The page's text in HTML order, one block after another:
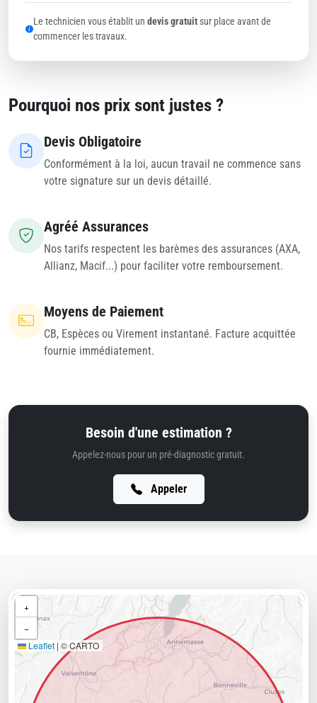
Le technicien vous établit un devis gratuitsur place avant de
commencer les travaux.
Pourquoi nos prix sont justes ?
Devis Obligatoire
Conformément à la loi, aucun travail ne commence sans
votre signature sur un devis détaillé.
Agréé Assurances
Nos tarifs respectent les barèmes des assurances (AXA,
Allianz, Macif...) pour faciliter votre remboursement.
Moyens de Paiement
CB, Espèces ou Virement instantané. Facture acquittée
fournie immédiatement.
Besoin d'une estimation ?
Appelez-nous pour un pré-diagnostic gratuit.
Appeler
+
−
Leaflet | © CARTO